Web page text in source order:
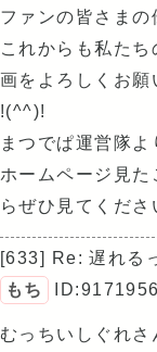
ファンの皆さまの
これからも私た
画をよろしくお願
!(^^)!
まつでぱ運営隊よ
ホームページ見
らぜひ見てくだ
[633] Re: 遅れる
もち
むっちいしぐれさ